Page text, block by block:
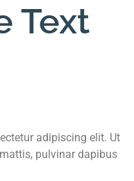
Text
adipiscing elit. Ut
pulvinar dapibus